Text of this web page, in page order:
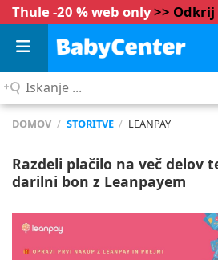
Thule -20 % web only>> Odkrij
Iskanje
DOMOV / STORITVE / LEANPAY
Razdeli plačilo na več delov
darilni bon z Leanpayem